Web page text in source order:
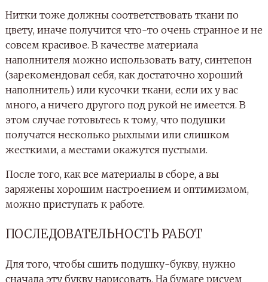
Из другой ткани необходимо вырезать полоски для
боковой части буквы. Длина такой полоски — это
диаметр будущей буквы (лучше сделать ее
длиннее, остатки всегда можно отрезать), а вот
ширина рассчитывается по следующей формулу:
ширина буквы + два припуска на швы.
После того, как ткань была нарезана, можно
приступать к сборке деталей воедино. Для начала
стоит пришить ту самую боковую полоску к
передней части буквы. Вы можете делать это
нитками (наметать), а можете воспользоваться
булавками для скалывания. Во внешних углах
нужно аккуратно надрезать боковую ткань, во
внутренних — основную. Не забываем про
стачивание деталей.
Если выбранная буква содержит отверстие (О, А, Р,